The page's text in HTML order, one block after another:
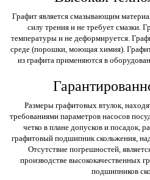
Графит является смазывающим
силу трения и не требует смазки.
температуры и не деформируется.
среде (порошки, моющая химия).
из графита применяются в
Размеры графитовых втулок,
требованиями параметров насосов
четко в плане допусков и посадок,
графитовый подшипник скольжения,
Отсутствие погрешностей,
производстве высококачественных
подшипников